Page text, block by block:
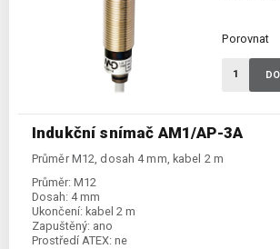
Indukční snímač AM1/AP-3A
Průměr M12, dosah 4 mm, kabel 2 m
Průměr: M12
Dosah: 4 mm
Ukončení: kabel 2 m
Zapuštěný: ano
Prostředí ATEX: ne
Porovnat